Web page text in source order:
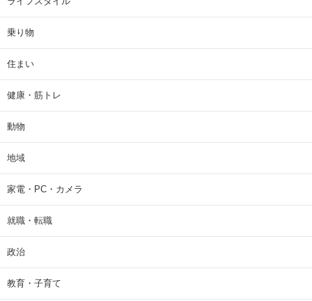
乗り物
住まい
健康・筋トレ
動物
地域
家電・PC・カメラ
就職・転職
政治
教育・子育て